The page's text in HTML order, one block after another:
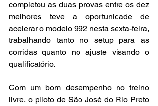
completou as duas provas entre os dez
melhores teve a oportunidade de
acelerar o modelo 992 nesta sexta-feira,
trabalhando tanto no setup para as
corridas quanto no ajuste visando o
qualificatório.
Com um bom desempenho no treino
livre, o piloto de São José do Rio Preto